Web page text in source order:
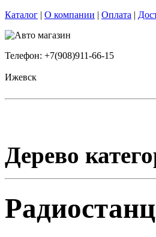
Каталог | О компании | Оплата |
Телефон: +7(908)911-66-15
Ижевск
Дерево